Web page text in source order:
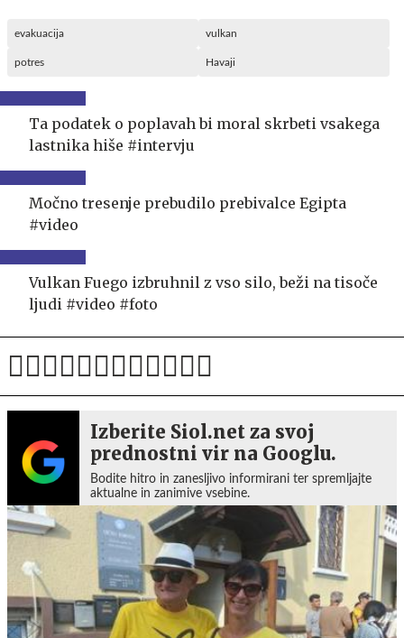
evakuacija vulkan
potres Havaji
Ta podatek o poplavah bi moral skrbeti vsakega
lastnika hiše #intervju
Močno tresenje prebudilo prebivalce Egipta
#video
Vulkan Fuego izbruhnil z vso silo, beži na tisoče
ljudi #video #foto
Izberite Siol.net za svoj
prednostni vir na Googlu.
Bodite hitro in zanesljivo informirani ter spremljajte
aktualne in zanimive vsebine.